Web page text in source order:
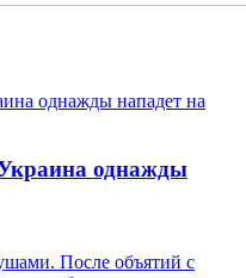
однажды